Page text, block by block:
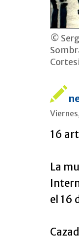
©
16
La
el 16